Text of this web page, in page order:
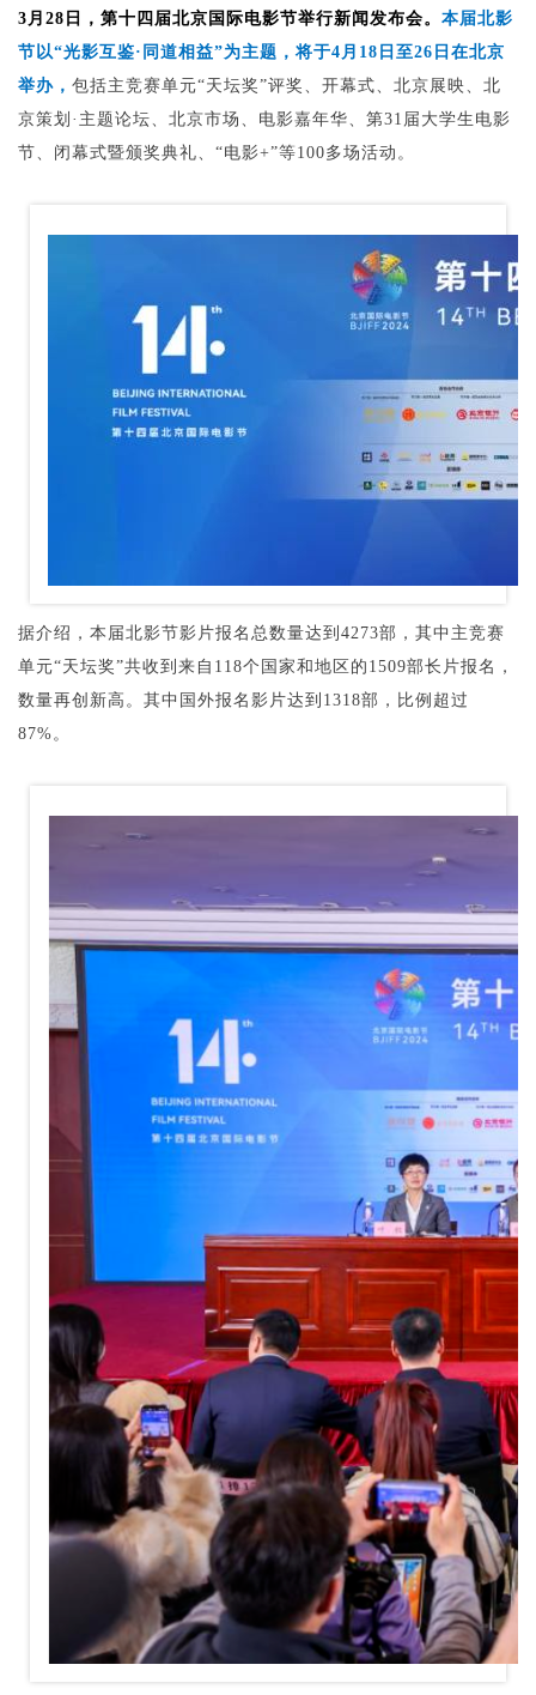
3月28日，第十四届北京国际电影节举行新闻发布会。 本届北影
节以“光影互鉴·同道相益”为主题，将于4月18日至26日在北京
举办， 包括主竞赛单元“天坛奖”评奖、开幕式、北京展映、北
京策划·主题论坛、北京市场、电影嘉年华、第31届大学生电影
节、闭幕式暨颁奖典礼、“电影+”等100多场活动。
据介绍，本届北影节影片报名总数量达到4273部，其中主竞赛
单元“天坛奖”共收到来自118个国家和地区的1509部长片报名，
数量再创新高。其中国外报名影片达到1318部，比例超过
87%。